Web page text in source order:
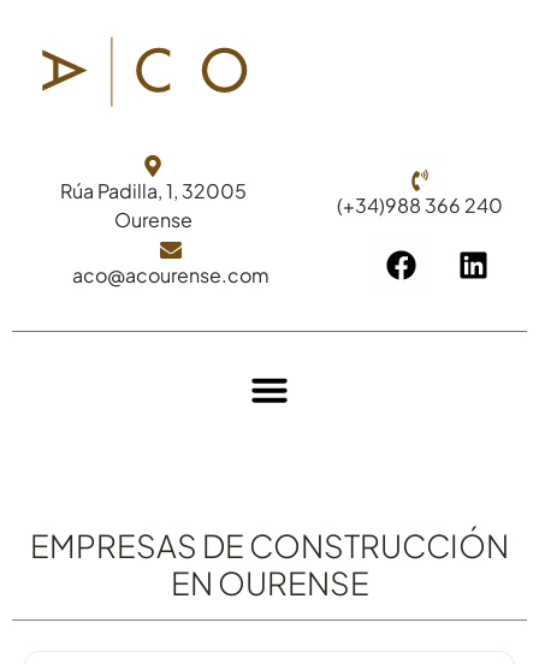
Rúa Padilla, 1, 32005
Ourense
(+34)988 366 240
aco@acourense.com
EMPRESAS DE CONSTRUCCIÓN
EN OURENSE